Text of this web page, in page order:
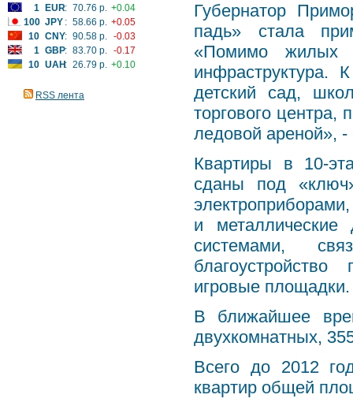
1
EUR: 70.76 р. +0.04
100 JPY : 58.66 р. +0.05
10 CNY: 90.58 р. -0.03
1 GBP: 83.70 р. -0.17
10 UAH: 26.79 р. +0.10
RSS лента
Губернатор
падь» стала
«Помимо жилых
инфраструктура.
детский сад,
торгового центра,
ледовой ареной»,
Квартиры в 10-
сданы под
и
системами,
игровые площадки.
В ближайшее
двухкомнатных,
Всего до 2012
квартир общей